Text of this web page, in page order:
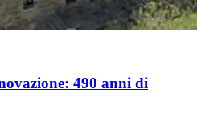
490 anni di